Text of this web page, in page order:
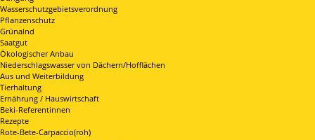
Wasserschutzgebietsverordnung
Pflanzenschutz
Grünalnd
Saatgut
Ökologischer Anbau
Niederschlagswasser von Dächern/Hofflächen
Aus und Weiterbildung
Tierhaltung
Ernährung / Hauswirtschaft
Beki-Referentinnen
Rezepte
Rote-Bete-Carpaccio(roh)